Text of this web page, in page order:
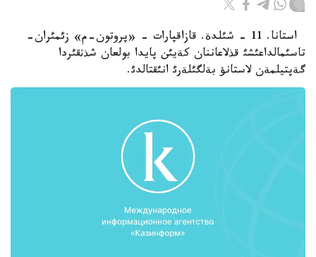
استانا. 11 - شئلدة. قازاقپارات - «پروتون-م» زئمئران-
تاسئمالداعئشئ قذلاعاننان كةيئن پايدا بولعان شذثقئردا
گةپتيلمةن لاستانؤ بةلگئلةرئ انئقتالدئ.